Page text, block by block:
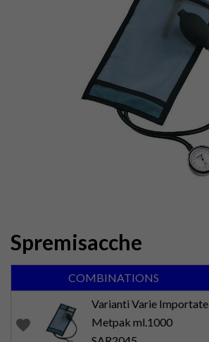
Spremisacche
COMBINATIONS
favorite
Varianti Varie Importate
Metpak ml.1000